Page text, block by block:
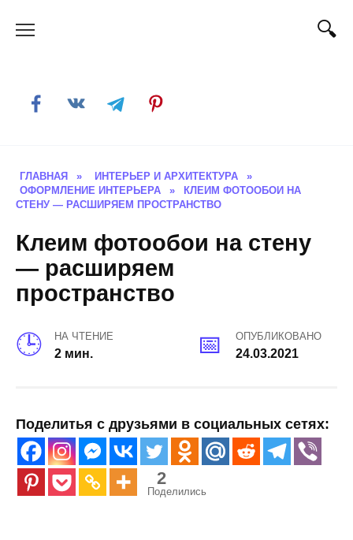
ГЛАВНАЯ » ИНТЕРЬЕР И АРХИТЕКТУРА
»
ОФОРМЛЕНИЕ ИНТЕРЬЕРА
»
КЛЕИМ ФОТООБОИ НА
СТЕНУ — РАСШИРЯЕМ ПРОСТРАНСТВО
Клеим фотообои на стену
— расширяем
пространство
НА ЧТЕНИЕ
2 мин.
ОПУБЛИКОВАНО
24.03.2021
Поделитья с друзьями в социальных сетях:
2
Поделились